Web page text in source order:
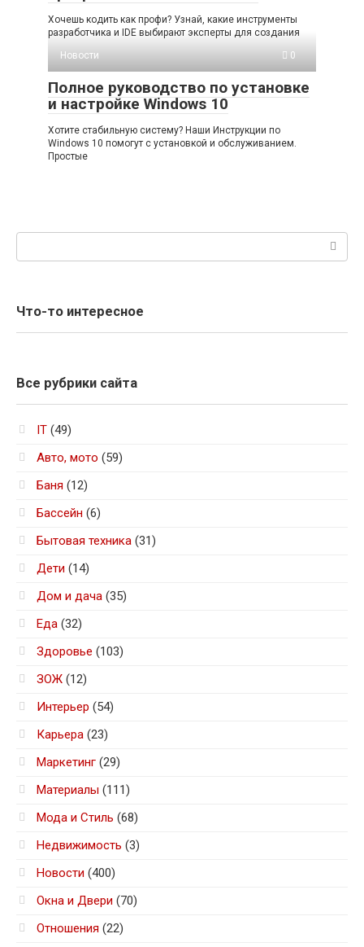
Хочешь кодить как профи? Узнай, какие инструменты
разработчика и IDE выбирают эксперты для создания
Новости
0
Полное руководство по установке
и настройке Windows 10
Хотите стабильную систему? Наши Инструкции по
Windows 10 помогут с установкой и обслуживанием.
Простые
Что-то интересное
Все рубрики сайта
IT (49)
Авто, мото (59)
Баня (12)
Бассейн (6)
Бытовая техника (31)
Дети (14)
Дом и дача (35)
Еда (32)
Здоровье (103)
ЗОЖ (12)
Интерьер (54)
Карьера (23)
Маркетинг (29)
Материалы (111)
Мода и Стиль (68)
Недвижимость (3)
Новости (400)
Окна и Двери (70)
Отношения (22)